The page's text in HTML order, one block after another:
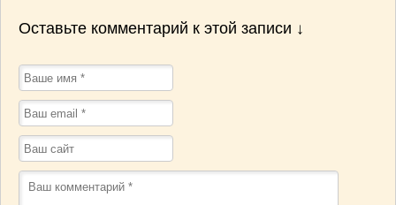
Оставьте комментарий к этой записи ↓